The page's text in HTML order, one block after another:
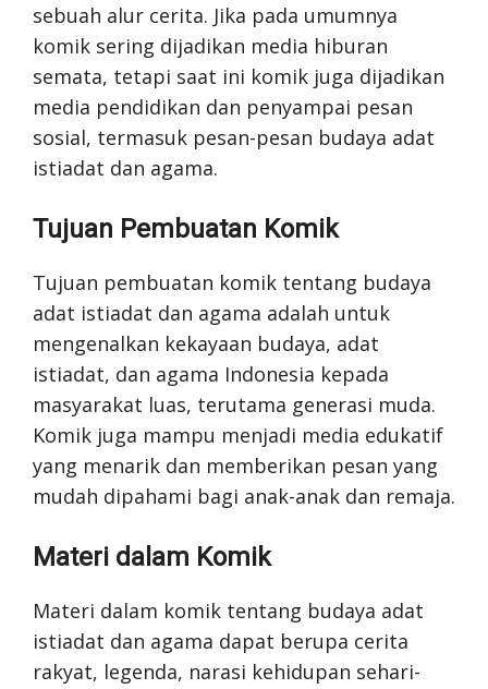
sebuah alur cerita. Jika pada umumnya
komik sering dijadikan media hiburan
semata, tetapi saat ini komik juga dijadikan
media pendidikan dan penyampai pesan
sosial, termasuk pesan-pesan budaya adat
istiadat dan agama.
Tujuan Pembuatan Komik
Tujuan pembuatan komik tentang budaya
adat istiadat dan agama adalah untuk
mengenalkan kekayaan budaya, adat
istiadat, dan agama Indonesia kepada
masyarakat luas, terutama generasi muda.
Komik juga mampu menjadi media edukatif
yang menarik dan memberikan pesan yang
mudah dipahami bagi anak-anak dan remaja.
Materi dalam Komik
Materi dalam komik tentang budaya adat
istiadat dan agama dapat berupa cerita
rakyat, legenda, narasi kehidupan sehari-